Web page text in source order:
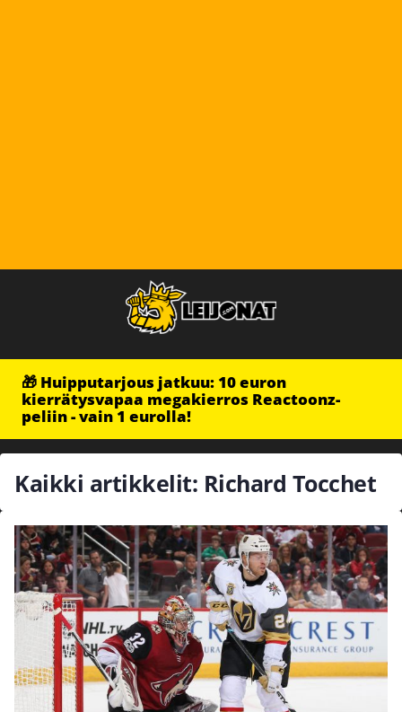
🎁 Huipputarjous jatkuu: 10 euron
kierrätysvapaa megakierros Reactoonz-
peliin - vain 1 eurolla!
Kaikki artikkelit: Richard Tocchet